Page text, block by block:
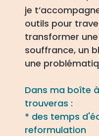
je
outils pour
transformer
souffrance, un
une
Dans ma boîte
trouveras :
* des temps
reformulation